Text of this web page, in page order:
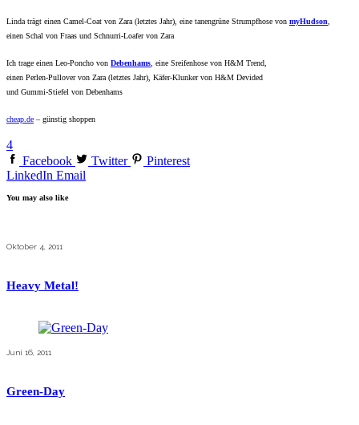
Linda trägt einen Camel-Coat von Zara (letztes Jahr), eine tanengrüne Strumpfhose von myHudson
einen Schal von Fraas und Schnurri-Loafer von Zara
Ich trage einen Leo-Poncho von Debenhams , eine Sreifenhose von H&M Trend,
einen Perlen-Pullover von Zara (letztes Jahr), Käfer-Klunker von H&M Devided
und Gummi-Stiefel von Debenhams
cheap.de – günstig shoppen
4
Facebook
Twitter
Pinterest
LinkedIn Email
You may also like
Oktober 4, 2011
Heavy Metal!
Juni 16, 2011
Green-Day